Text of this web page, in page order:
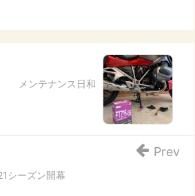
メンテナンス日和
シーズン開幕
Prev